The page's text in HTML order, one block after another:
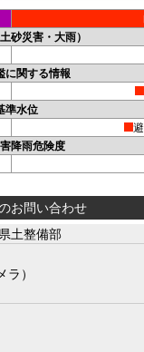
砂災害・大雨）
に関する情報
準水位
降雨危険度
お問い合わせ
土整備部
）